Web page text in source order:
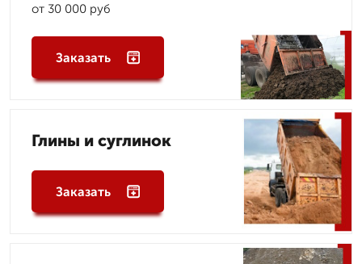
от 30 000 руб
Заказать
Глины и суглинок
Заказать